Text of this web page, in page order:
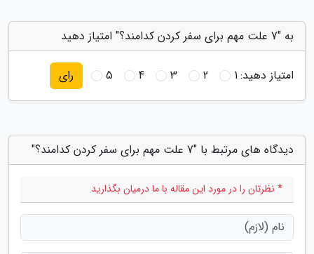
به "7 علت مهم برای سفر کردن کدامند؟" امتیاز دهید
امتیاز دهید:1
2
3
4
5 رای
دیدگاه های مرتبط با "7 علت مهم برای سفر کردن کدامند؟"
* نظرتان را در مورد این مقاله با ما درمیان بگذارید